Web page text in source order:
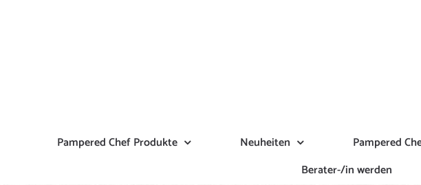
Pampered Chef Produkte Neuheiten Pampered
Berater-/in werden